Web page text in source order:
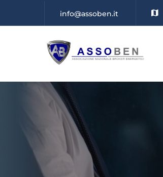
info@assoben.it